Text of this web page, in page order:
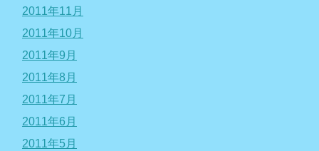
2011年11月
2011年10月
2011年9月
2011年8月
2011年7月
2011年6月
2011年5月